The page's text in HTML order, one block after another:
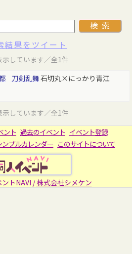
結果をツイート
示しています／全1件
刀剣乱舞石切丸×にっかり青江
示しています／全1件
ント 過去のイベント イベント登録
ンプルカレンダー このサイトについて
トNAVI /株式会社シメケン